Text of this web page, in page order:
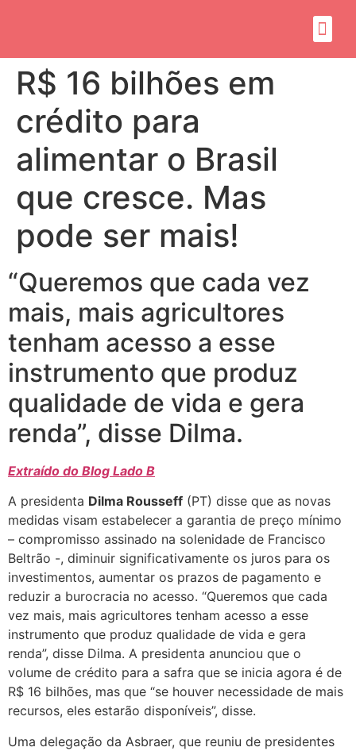
R$ 16 bilhões em
crédito para
alimentar o Brasil
que cresce. Mas
pode ser mais!
“Queremos que cada vez
mais, mais agricultores
tenham acesso a esse
instrumento que produz
qualidade de vida e gera
renda”, disse Dilma.
Extraído do Blog Lado B
A presidenta Dilma Rousseff (PT) disse que as novas
medidas visam estabelecer a garantia de preço mínimo
– compromisso assinado na solenidade de Francisco
Beltrão -, diminuir significativamente os juros para os
investimentos, aumentar os prazos de pagamento e
reduzir a burocracia no acesso. “Queremos que cada
vez mais, mais agricultores tenham acesso a esse
instrumento que produz qualidade de vida e gera
renda”, disse Dilma. A presidenta anunciou que o
volume de crédito para a safra que se inicia agora é de
R$ 16 bilhões, mas que “se houver necessidade de mais
recursos, eles estarão disponíveis”, disse.
Uma delegação da Asbraer, que reuniu de presidentes